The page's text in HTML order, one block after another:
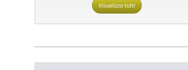
Visualizza tutti